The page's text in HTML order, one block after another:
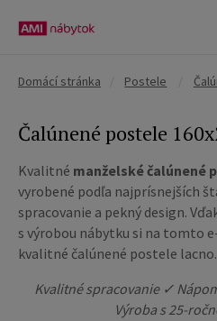
Domácí stránka Postele
Čalúnené postele
Kvalitné manželské čalúnené
vyrobené podľa najprísnejších
spracovanie a pekný design.
s výrobou nábytku si na tomto
kvalitné čalúnené postele lacno.
Kvalitné spracovanie ✓
Výroba s 25-